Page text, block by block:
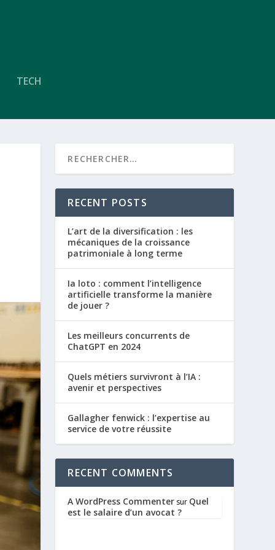
TECH
RECENT POSTS
L’art de la diversification : les
mécaniques de la croissance
patrimoniale à long terme
Ia loto : comment l’intelligence
artificielle transforme la manière
de jouer ?
Les meilleurs concurrents de
ChatGPT en 2024
Quels métiers survivront à l’IA :
avenir et perspectives
Gallagher fenwick : l’expertise au
service de votre réussite
RECENT COMMENTS
A WordPress Commenter sur Quel
est le salaire d’un avocat ?